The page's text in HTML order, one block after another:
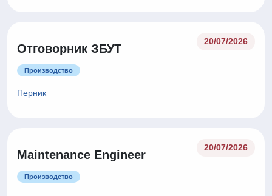
Отговорник ЗБУТ
20/07/2026
Производство
Перник
Maintenance Engineer
20/07/2026
Производство